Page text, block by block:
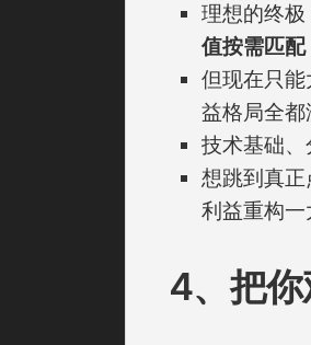
理想的终极
值按需匹配
但现在只
益格局全都
技术基础
想跳到真正
利益重构一
4、把